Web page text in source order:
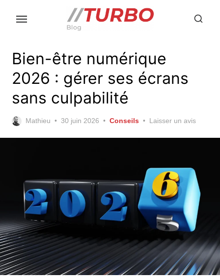
Bien-être numérique
2026 : gérer ses écrans
sans culpabilité
Mathieu
Posted
30 juin 2026 Conseils Laisser un avis